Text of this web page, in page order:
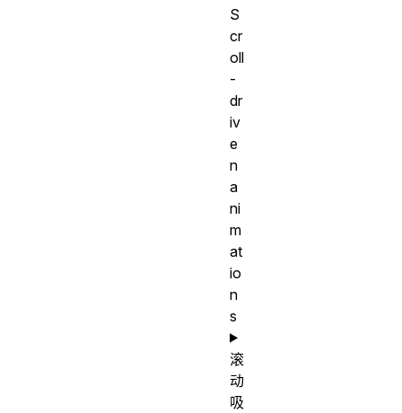
S
cr
oll
-
dr
iv
e
n
a
ni
m
at
io
n
s
滚
动
吸